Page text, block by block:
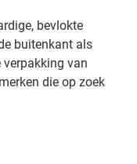
bevlokte
buitenkant als
verpakking van
die op zoek